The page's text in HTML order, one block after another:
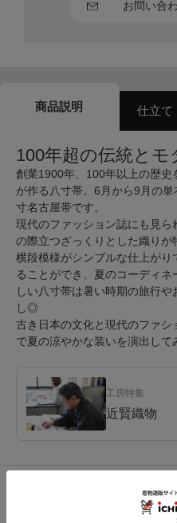
お問い合
商品説明 仕立て
100年超の伝統とモ
創業1900年、100年以上の歴史
が作る八寸帯。6月から9月の
寸名古屋帯です。
現代のファッション誌にも見
の際立つざっくりとした織り
横段模様がシンプルな仕上が
ることができ、夏のコーディ
しい八寸帯は暑い時期の旅行
し◎
古き日本の文化と現代のファ
で夏の涼やかな装いを演出して
工房特集
近賢織物
八寸